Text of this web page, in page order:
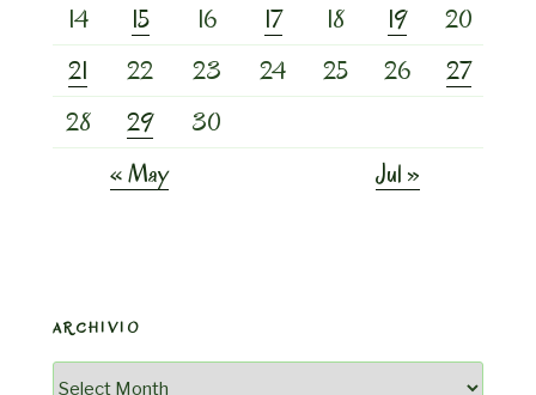
14
15 16 17 18 19
20
21
22 23 24 25 26
27
28
29
30
« May
Jul »
ARCHIVIO
Archivio